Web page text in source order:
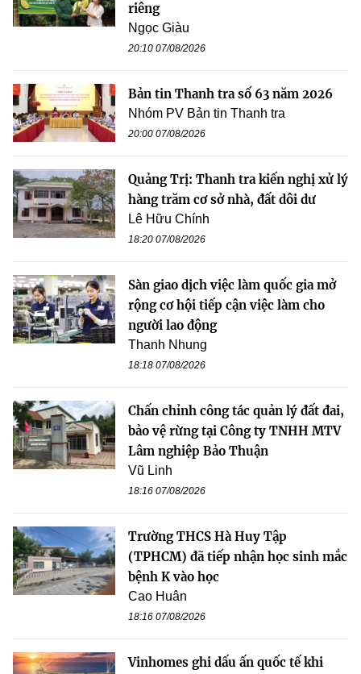
riêng
Ngọc Giàu
20:10 07/08/2026
Bản tin Thanh tra số 63 năm 2026
Nhóm PV Bản tin Thanh tra
20:00 07/08/2026
Quảng Trị: Thanh tra kiến nghị xử lý
hàng trăm cơ sở nhà, đất dôi dư
Lê Hữu Chính
18:20 07/08/2026
Sàn giao dịch việc làm quốc gia mở
rộng cơ hội tiếp cận việc làm cho
người lao động
Thanh Nhung
18:18 07/08/2026
Chấn chỉnh công tác quản lý đất đai,
bảo vệ rừng tại Công ty TNHH MTV
Lâm nghiệp Bảo Thuận
Vũ Linh
18:16 07/08/2026
Trường THCS Hà Huy Tập
(TPHCM) đã tiếp nhận học sinh mắc
bệnh K vào học
Cao Huân
18:16 07/08/2026
Vinhomes ghi dấu ấn quốc tế khi